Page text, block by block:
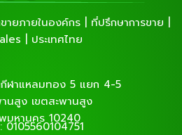
ยภายในองค์กร | ที่ปรึกษาการขาย |
| ประเทศไทย
ฬาแหลมทอง 5 แยก 4-5
นสูง เขตสะพานสูง
มหานคร 10240
0105560104751